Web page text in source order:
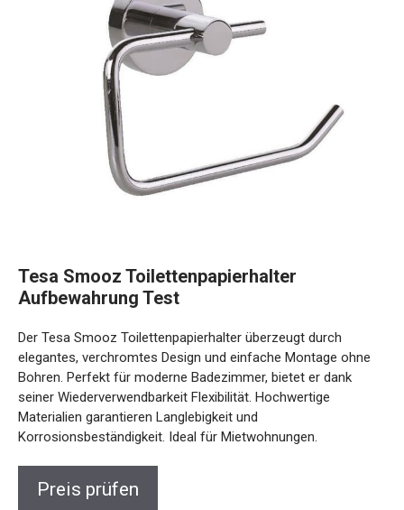
Tesa Smooz Toilettenpapierhalter
Aufbewahrung Test
Der Tesa Smooz Toilettenpapierhalter überzeugt durch
elegantes, verchromtes Design und einfache Montage ohne
Bohren. Perfekt für moderne Badezimmer, bietet er dank
seiner Wiederverwendbarkeit Flexibilität. Hochwertige
Materialien garantieren Langlebigkeit und
Korrosionsbeständigkeit. Ideal für Mietwohnungen.
Preis prüfen